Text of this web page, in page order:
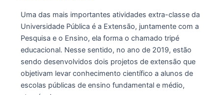
Uma das mais importantes atividades extra-classe da
Universidade Pública é a Extensão, juntamente com a
Pesquisa e o Ensino, ela forma o chamado tripé
educacional. Nesse sentido, no ano de 2019, estão
sendo desenvolvidos dois projetos de extensão que
objetivam levar conhecimento científico a alunos de
escolas públicas de ensino fundamental e médio,